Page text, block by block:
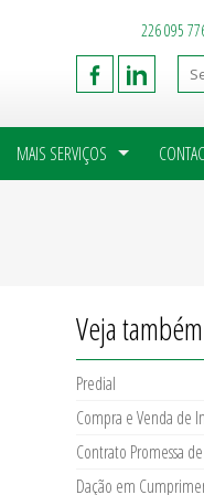
226 095
MAIS SERVIÇOS
Veja também
Predial
Compra e Venda de
Contrato Promessa
Dação em